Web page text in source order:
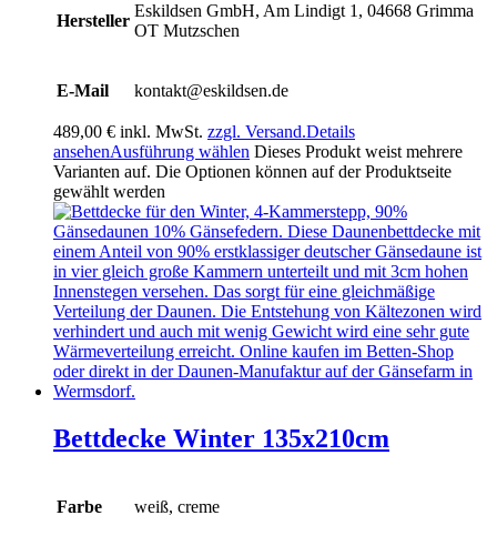
Hersteller
Eskildsen GmbH, Am Lindigt 1, 04668 Grimma
OT Mutzschen
E-Mail kontakt@eskildsen.de
489,00 € inkl. MwSt. zzgl. Versand.Details
ansehenAusführung wählen Dieses Produkt weist mehrere
Varianten auf. Die Optionen können auf der Produktseite
gewählt werden
Bettdecke Winter 135x210cm
Farbe weiß, creme